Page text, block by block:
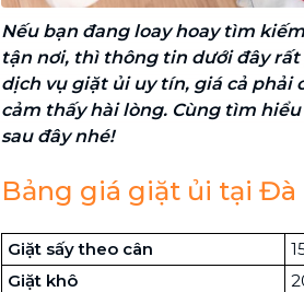
Nếu bạn đang loay hoay tìm
tận nơi, thì thông tin dưới đây rất
dịch vụ giặt ủi uy tín, giá cả phải
cảm thấy hài lòng. Cùng tìm
sau đây nhé!
Bảng giá giặt ủi tại Đà
Giặt sấy theo cân
Giặt khô